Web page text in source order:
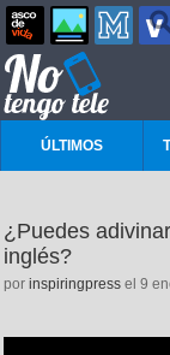
ÚLTIMOS
¿Puedes
inglés?
por inspiringpress el 9